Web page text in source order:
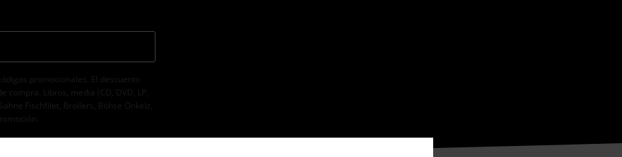
promocionales. El descuento
compra. Libros, media (CD, DVD, LP,
Fischfilet, Broilers, Böhse Onkelz,